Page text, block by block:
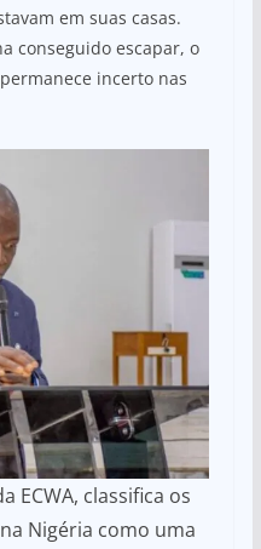
em suas casas.
conseguido escapar, o
incerto nas
ECWA, classifica os
Nigéria como uma